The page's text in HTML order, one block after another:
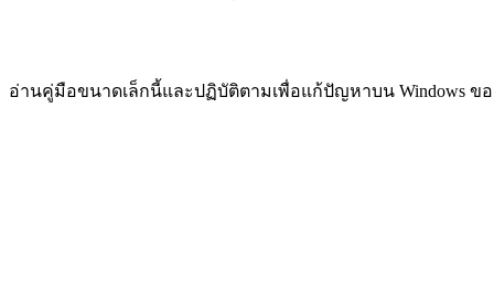
อ่านคู่มือขนาดเล็กนี้และปฏิบัติตามเพื่อแก้ปัญหาบน Windows ข